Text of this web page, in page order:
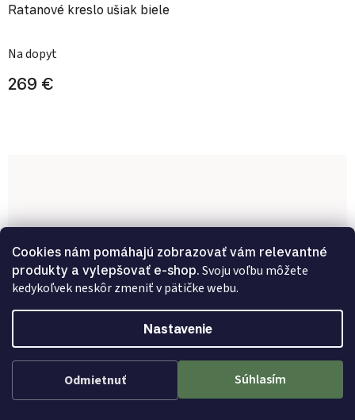
Cookies nám pomáhajú zobrazovať vám relevantné
produkty a vylepšovať e-shop. Svoju voľbu môžete
kedykoľvek neskôr zmeniť v pätičke webu.
Nastavenie
Odmietnuť Súhlasím
Ratanové kreslo ušiak biele
Na dopyt
269 €